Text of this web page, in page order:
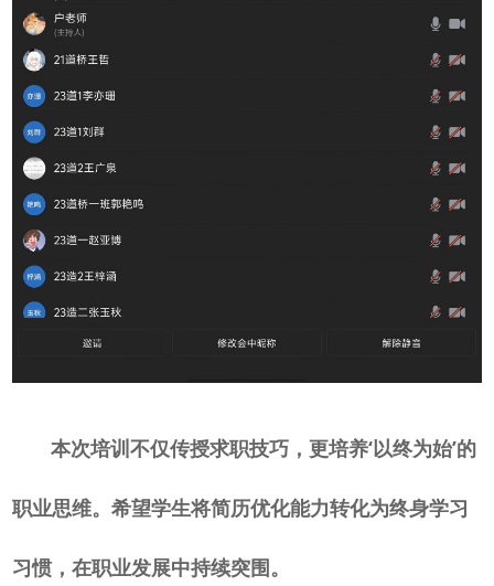
本次培训不仅传授求职技巧，更培养‘以终为始’的
职业思维。希望学生将简历优化能力转化为终身学习
习惯，在职业发展中持续突围。